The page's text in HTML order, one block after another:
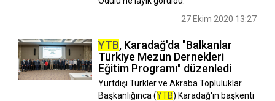
27 Ekim 2020 13:27
YTB, Karadağ'da "Balkanlar
Türkiye Mezun Dernekleri
Eğitim Programı" düzenledi
Yurtdışı Türkler ve Akraba Topluluklar
Başkanlığınca (YTB) Karadağ'ın başkenti